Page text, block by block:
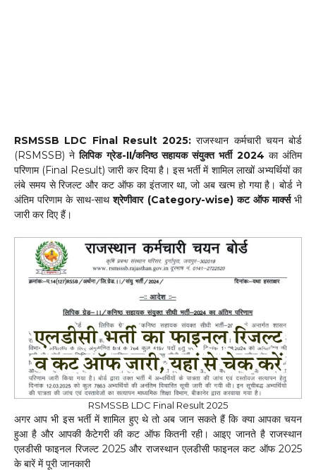
RSMSSB LDC Final Result 2025: राजस्थान कर्मचारी चयन बोर्ड
(RSMSSB) नेलिपिक ग्रेड-II/कनिष्ठ सहायक संयुक्त भर्ती 2024 का अंतिम
परिणाम (Final Result) जारी कर दिया है। इस भर्ती में शामिल लाखों अभ्यर्थियों का
लंबे समय से रिजल्ट और कट ऑफ का इंतजार था, जो अब खत्म हो गया है। बोर्ड ने
अंतिम परिणाम के साथ-साथश्रेणीवार (Category-wise) कट ऑफ मार्क्सभी
जारी कर दिए हैं।
RSMSSB LDC Final Result 2025
अगर आप भी इस भर्ती में शामिल हुए थे तो अब जान सकते हैं कि क्या आपका चयन
हुआ है और आपकी कैटेगरी की कट ऑफ कितनी रही। आइए जानते है राजस्थान
एलडीसी फाइनल रिजल्ट 2025 और राजस्थान एलडीसी फाइनल कट ऑफ 2025
के बारें में पूरी जानकारी